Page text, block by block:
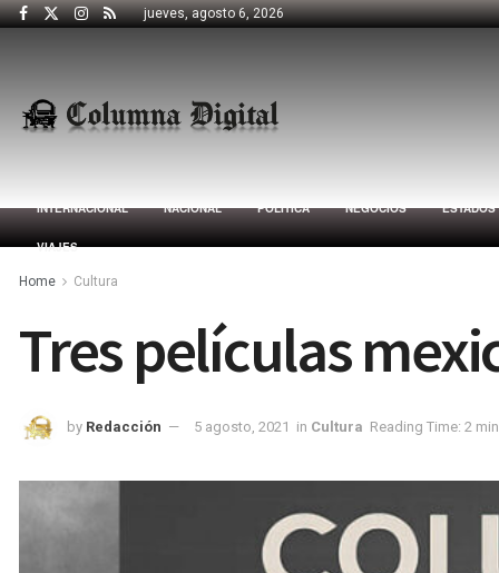
jueves, agosto 6, 2026
INTERNACIONAL NACIONAL POLÍTICA NEGOCIOS ESTADOS
VIAJES
Home Cultura
Tres películas
by Redacción 5 agosto, 2021 in Cultura Reading Time: 2